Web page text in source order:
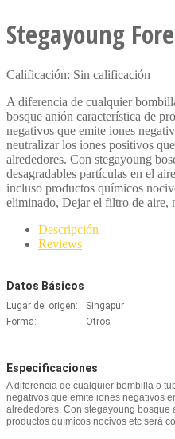
Stegayoung
Calificación: Sin calificación
A diferencia de cualquier
bosque anión característica de
negativos que emite iones
neutralizar los iones positivos
alrededores. Con stegayoung
desagradables partículas en el
incluso productos químicos
eliminado, Dejar el filtro de aire,
Descripción
Reviews
Datos Básicos
Lugar del origen: Singapur
Forma:
Otros
Especificaciones
A diferencia de cualquier bombilla o
negativos que emite iones negativos
alrededores. Con stegayoung bosque
productos químicos nocivos etc será